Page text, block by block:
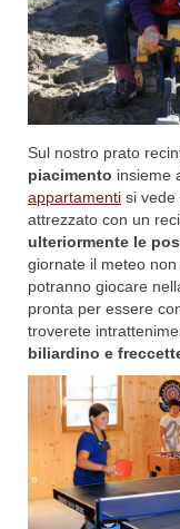
Sul nostro prato
piacimento insieme
appartamenti si vede
attrezzato con un
ulteriormente le
giornate il meteo
potranno giocare
pronta per essere
troverete
biliardino e